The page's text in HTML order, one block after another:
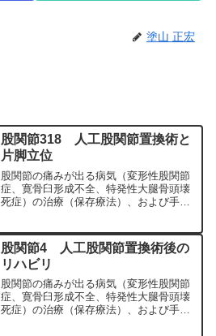
塗山 正宏
股関節318 人工股関節置換術と
片脚立位
股関節の痛みが出る病気（変形性股関節
症、寛骨臼形成不全、特発性大腿骨頭壊
死症）の治療（保存療法）、および手術
科専門医（人工関節手術を専門）の塗山
正宏が色々と説明します。
股関節4 人工股関節置換術後の
リハビリ
股関節の痛みが出る病気（変形性股関節
症、寛骨臼形成不全、特発性大腿骨頭壊
死症）の治療（保存療法）、および手術